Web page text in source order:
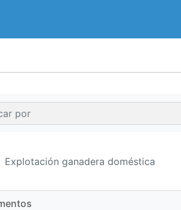
Explotación ganadera doméstica